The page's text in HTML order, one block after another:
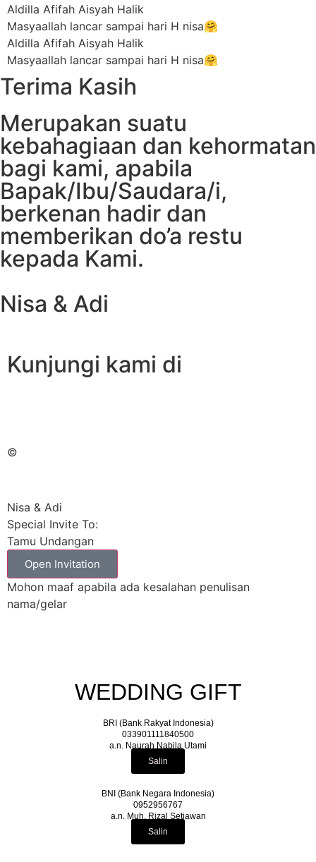
Aldilla Afifah Aisyah Halik
Masyaallah lancar sampai hari H nisa🤗
Aldilla Afifah Aisyah Halik
Masyaallah lancar sampai hari H nisa🤗
Terima Kasih
Merupakan suatu
kebahagiaan dan kehormatan
bagi kami, apabila
Bapak/Ibu/Saudara/i,
berkenan hadir dan
memberikan do’a restu
kepada Kami.
Nisa & Adi
Kunjungi kami di
©
Nisa & Adi
Special Invite To:
Tamu Undangan
Open Invitation
Mohon maaf apabila ada kesalahan penulisan
nama/gelar
WEDDING GIFT
BRI (Bank Rakyat Indonesia)
033901111840500
a.n. Naurah Nabila Utami
Salin
BNI (Bank Negara Indonesia)
0952956767
a.n. Muh. Rizal Setiawan
Salin